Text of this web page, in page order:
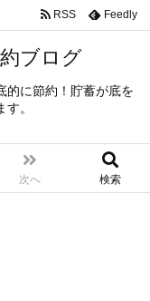
ブログ
的に節約！貯蓄が底を
。
次へ 検索
RSS Feedly